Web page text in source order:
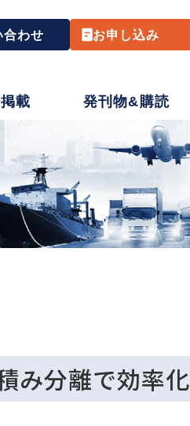
合わせ お申し込み
載 発刊物&購読
分離で効率化